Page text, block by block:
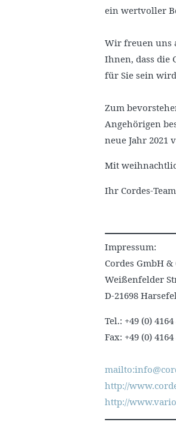
ein wertvoller
Wir freuen uns
Ihnen, dass die
für Sie sein
Zum
Angehörigen
neue Jahr
Mit
Ihr Cordes-Team
Impressum:
Cordes GmbH &
Weißenfelder
D-21698
Tel.: +49 (0) 4164
Fax: +49 (0)
http://
http://